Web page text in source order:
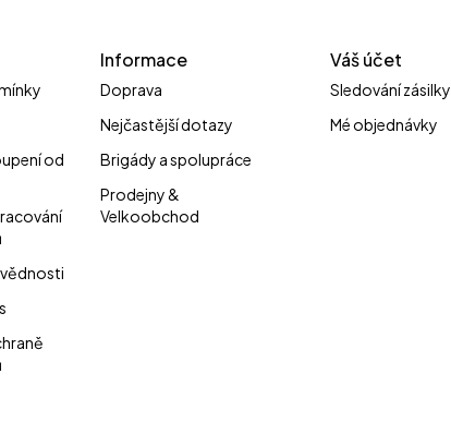
od
Informace
Doprava
Nejčastější dotazy
Brigády a spolupráce
Prodejny &
Velkoobchod
Váš účet
Sledování zásilky
Mé objednávky